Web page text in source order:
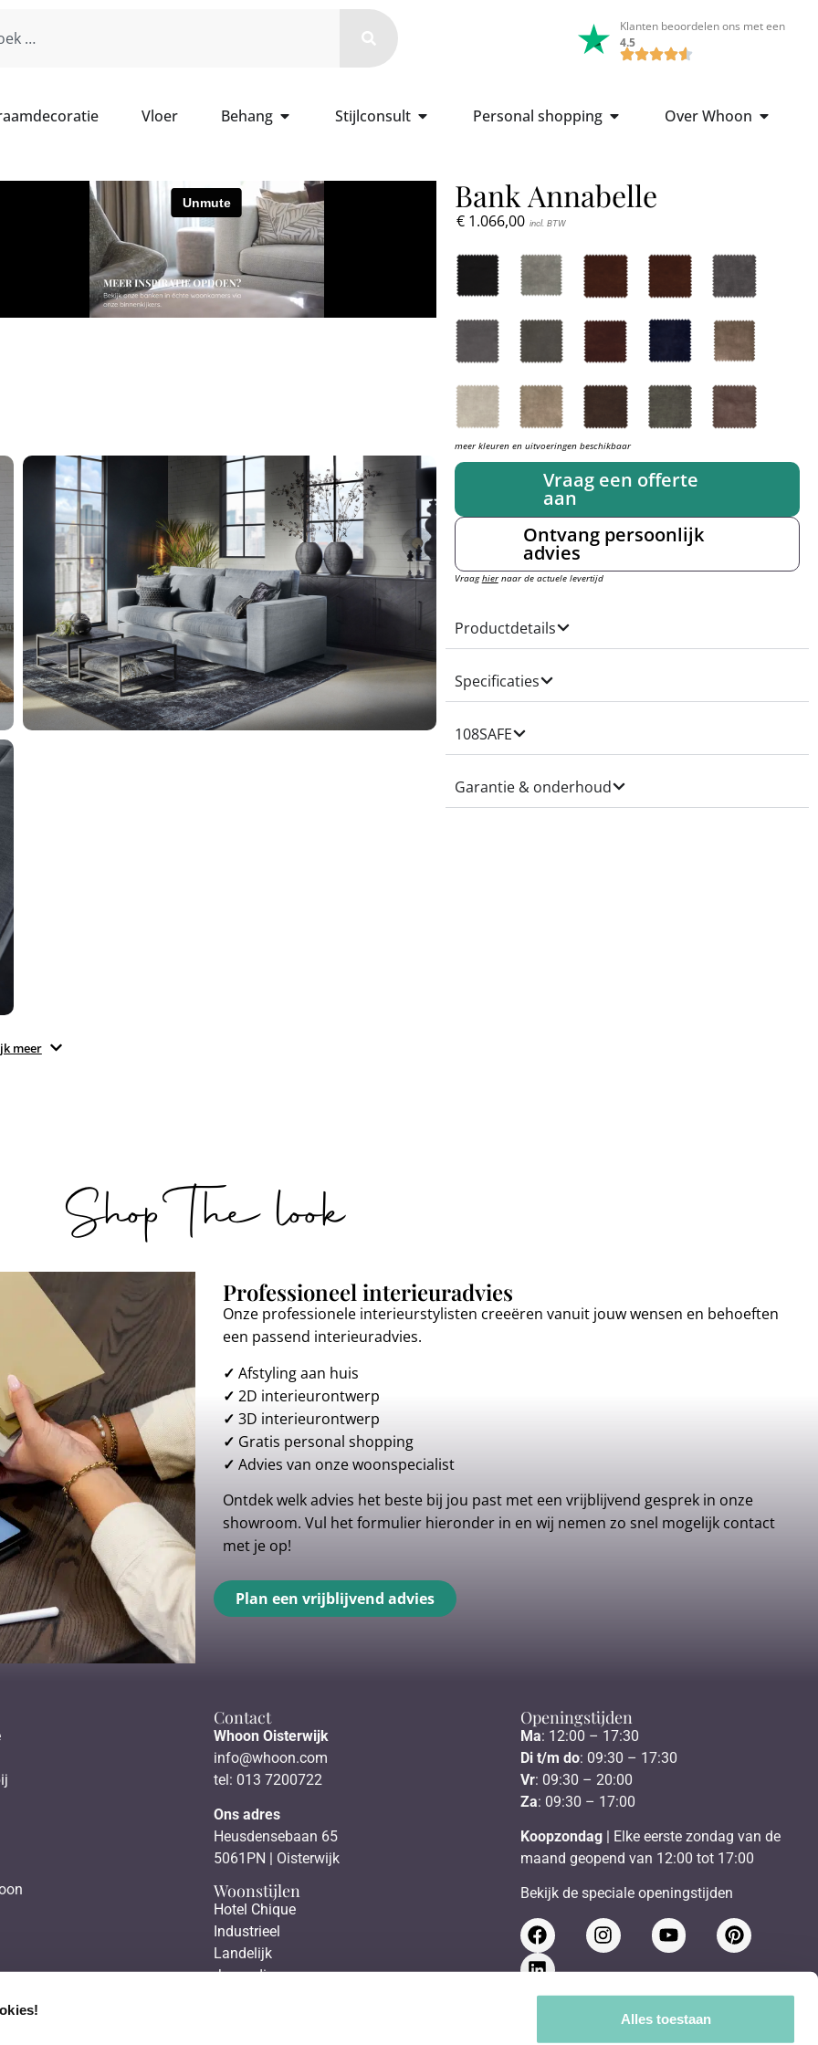
Alles toestaan
Klanten beoordelen ons met een
4.5
Vloer Behang Stijlconsult Personal shopping Over Whoon
meer
Bank Annabelle
€1.066,00 incl. BTW
meer kleuren en uitvoeringen beschikbaar
Vraag een offerte
aan
Ontvang persoonlijk
advies
Vraaghiernaar de actuele levertijd
Productdetails
Specificaties
108SAFE
Garantie & onderhoud
Shop The look
Professioneel interieuradvies
Onze professionele interieurstylisten creeëren vanuit jouw wensen en behoeften
een passend interieuradvies.
✓ Afstyling aan huis
✓ 2D interieurontwerp
✓ 3D interieurontwerp
✓ Gratis personal shopping
✓ Advies van onze woonspecialist
Ontdek welk advies het beste bij jou past met een vrijblijvend gesprek in onze
showroom. Vul het formulier hieronder in en wij nemen zo snel mogelijk contact
met je op!
Plan een vrijblijvend advies
Contact
Whoon Oisterwijk
info@whoon.com
tel: 013 7200722
Ons adres
Heusdensebaan 65
5061PN | Oisterwijk
Woonstijlen
Hotel Chique
Industrieel
Landelijk
Japandi
Openingstijden
Ma: 12:00 – 17:30
Di t/m do: 09:30 – 17:30
Vr: 09:30 – 20:00
Za: 09:30 – 17:00
Koopzondag | Elke eerste zondag van de
maand geopend van 12:00 tot 17:00
Bekijk de speciale openingstijden
Schrijf je in voor de nieuwsbrief